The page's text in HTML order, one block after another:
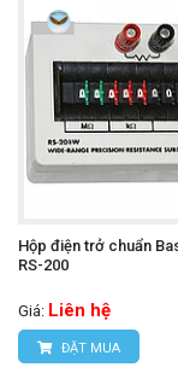
Hộp điện trở chuẩn
RS-200
Giá: Liên hệ
ĐẶT MUA